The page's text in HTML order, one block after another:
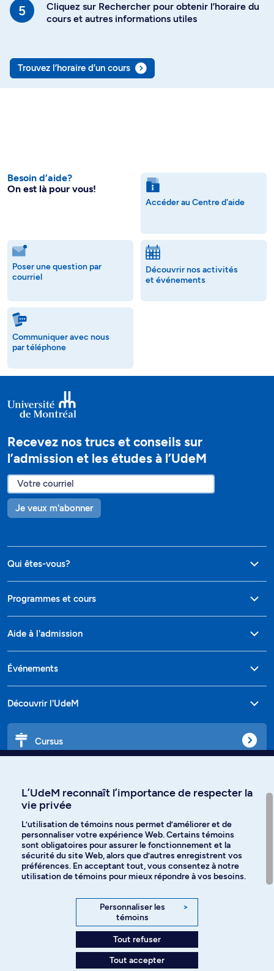
Cliquez sur Rechercher pour obtenir l’horaire du
cours et autres informations utiles
Trouvez l’horaire d’un cours
Besoin d’aide?
On est là pour vous!
Accéder au Centre d'aide
Poser une question par
courriel
Découvrir nos activités
et événements
Communiquer avec nous
par téléphone
Recevez nos trucs et conseils sur
l’admission et les études à l’UdeM
Je veux m'abonner
Qui êtes-vous?
Programmes et cours
Aide à l'admission
Événements
Découvrir l'UdeM
Cursus
Langues
Facebook Instagram
YouTube
L’UdeM reconnaît l’importance de respecter la
vie privée
L’utilisation de témoins nous permet d’améliorer et de
personnaliser votre expérience Web. Certains témoins
sont obligatoires pour assurer le fonctionnement et la
sécurité du site Web, alors que d’autres enregistrent vos
préférences. En acceptant tout, vous consentez à notre
utilisation de témoins pour mieux répondre à vos besoins.
Personnaliser les
témoins
>
Tout refuser
Tout accepter